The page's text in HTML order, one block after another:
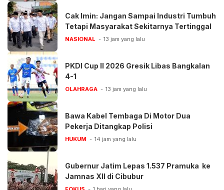
Cak Imin: Jangan Sampai Industri Tumbuh
Tetapi Masyarakat Sekitarnya Tertinggal
NASIONAL 13 jam yang lalu
PKDI Cup II 2026 Gresik Libas Bangkalan
4-1
OLAHRAGA 13 jam yang lalu
Bawa Kabel Tembaga Di Motor Dua
Pekerja Ditangkap Polisi
HUKUM 14 jam yang lalu
Gubernur Jatim Lepas 1.537 Pramuka ke
Jamnas XII di Cibubur